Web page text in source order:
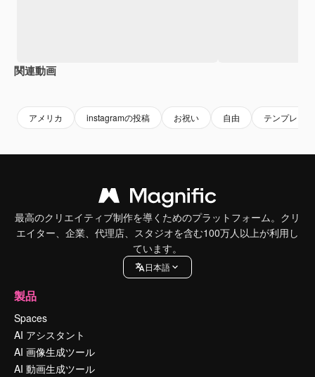
関連動画
アメリカ instagramの投稿 お祝い 自由 テンプレート
最高のクリエイティブ制作を導くためのプラットフォーム。クリ
エイター、企業、代理店、スタジオを含む100万人以上が利用し
ています。
日本語
製品
Spaces
AI アシスタント
AI 画像生成ツール
AI 動画生成ツール